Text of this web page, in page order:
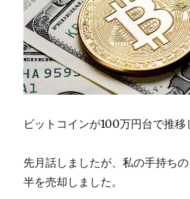
ビットコインが100万円台で推移
先月話しましたが、私の手持ち
半を売却しました。